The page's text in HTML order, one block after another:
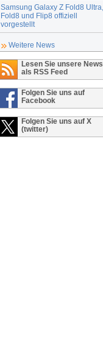
Samsung Galaxy Z Fold8 Ultra,
Fold8 und Flip8 offiziell
vorgestellt
Weitere News
Lesen Sie unsere News
als RSS Feed
Folgen Sie uns auf
Facebook
Folgen Sie uns auf X
(twitter)